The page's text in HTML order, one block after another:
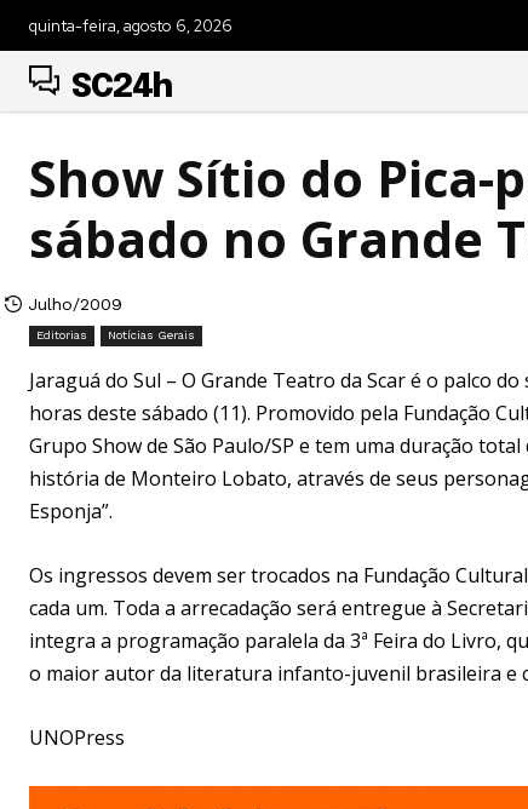
quinta-feira, agosto 6, 2026
SC24h
Show Sítio do
sábado no Grande
Julho/2009
Editorias Notícias Gerais
Jaraguá do Sul – O Grande Teatro da Scar é o palco
horas deste sábado (11). Promovido pela Fundação
Grupo Show de São Paulo/SP e tem uma duração
história de Monteiro Lobato, através de seus
Esponja”.
Os ingressos devem ser trocados na Fundação
cada um. Toda a arrecadação será entregue à
integra a programação paralela da 3ª Feira do Livro,
o maior autor da literatura infanto-juvenil brasileira e
UNOPress